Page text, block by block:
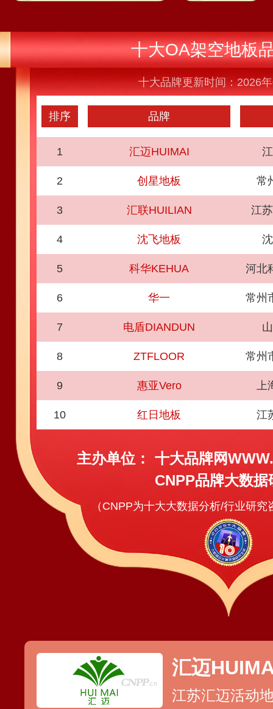
十大OA架空地板
十大品牌更新时间：2026
排序 品牌
1 汇迈HUIMAI
2 创星地板 常
3 汇联HUILIAN 江
4 沈飞地板
5 科华KEHUA 河北
6 华一 常州
7 电盾DIANDUN
8 ZTFLOOR 常州
9 惠亚Vero
10 红日地板 江
主办单位：
十大品牌网
CNPP品牌大数据
（CNPP为十大大数据分析/行业研
汇迈
江苏汇迈活动